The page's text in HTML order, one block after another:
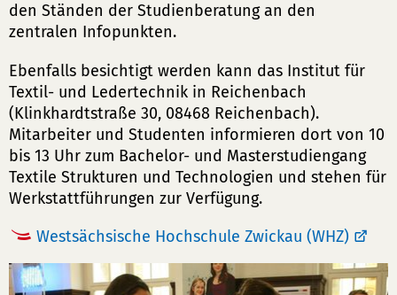
den Ständen der Studienberatung an den
zentralen Infopunkten.
Ebenfalls besichtigt werden kann das Institut für
Textil- und Ledertechnik in Reichenbach
(Klinkhardtstraße 30, 08468 Reichenbach).
Mitarbeiter und Studenten informieren dort von 10
bis 13 Uhr zum Bachelor- und Masterstudiengang
Textile Strukturen und Technologien und stehen für
Werkstattführungen zur Verfügung.
Westsächsische Hochschule Zwickau (WHZ)